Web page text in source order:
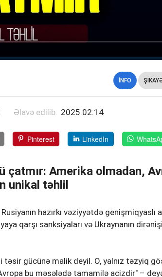
İNFO
Əlavə edilib: 2025.02.14
Pinterest LinkedIn
çatmır: Amerika olmadan,
unikal təhlil
hazırkı vəziyyətdə genişmiqyaslı
qarşı sanksiyaları və Ukraynanın
gücünə malik deyil. O, yalnız təzyiq
bu məsələdə tamamilə acizdir" –